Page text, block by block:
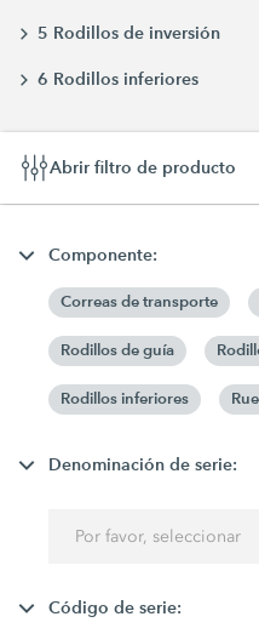
5 Rodillos de inversión
6 Rodillos inferiores
Abrir filtro de producto
Componente:
Correas de transporte
Rodillos de guía
Rodillos inferiores
Denominación de serie:
Por favor, seleccionar
Código de serie: